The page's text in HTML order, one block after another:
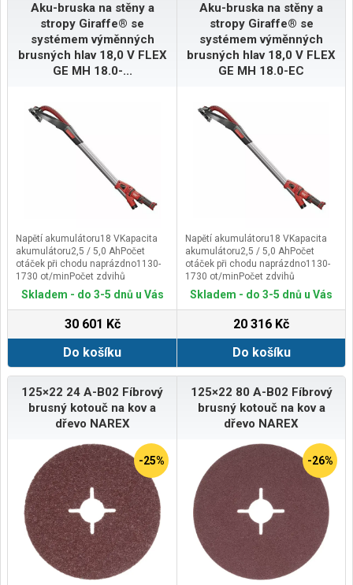
Aku-bruska na stěny a
stropy Giraffe® se
systémem výměnných
brusných hlav 18,0 V FLEX
GE MH 18.0-...
Napětí akumulátoru18 VKapacita
akumulátoru2,5 / 5,0 AhPočet
otáček při chodu naprázdno1130-
1730 ot/minPočet zdvihů
naprázdno (MH-T)3900-5850
/minPočet zdvihů naprázdno (MH-
X)3200-4700 /minØ brusného
kotouče225 mmUpnutí
nástrojesuchý zipÚhel pro náklon
na hlavě100 °Délka1440
mmHmotnost bez
akumulátoru/hlavy2,8 kg
Skladem - do 3-5 dnů u Vás
30 601 Kč
Do košíku
Aku-bruska na stěny a
stropy Giraffe® se
systémem výměnných
brusných hlav 18,0 V FLEX
GE MH 18.0-EC
Napětí akumulátoru18 VKapacita
akumulátoru2,5 / 5,0 AhPočet
otáček při chodu naprázdno1130-
1730 ot/minPočet zdvihů
naprázdno (MH-T)3900-5850
/minPočet zdvihů naprázdno (MH-
X)3200-4700 /minØ brusného
kotouče225 mmUpnutí
nástrojesuchý zipÚhel pro náklon
na hlavě100 °Délka1440
mmHmotnost bez
akumulátoru/hlavy2,8 kg
Skladem - do 3-5 dnů u Vás
20 316 Kč
Do košíku
125×22 24 A-B02 Fíbrový
brusný kotouč na kov a
dřevo NAREX
-25%
125×22 80 A-B02 Fíbrový
brusný kotouč na kov a
dřevo NAREX
-26%